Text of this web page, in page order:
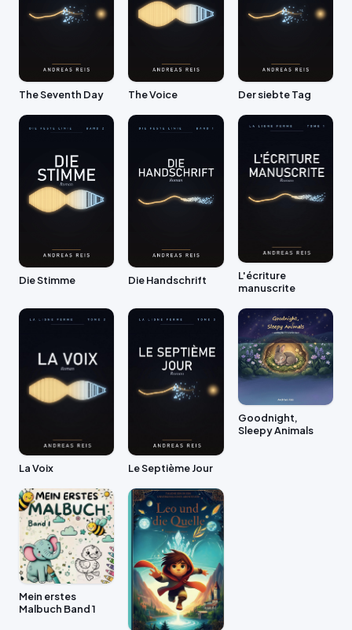
The Seventh Day The Voice Der siebte Tag
Die Stimme Die Handschrift
L'écriture
manuscrite
La Voix Le Septième Jour
Goodnight,
Sleepy Animals
Mein erstes
Malbuch Band 1